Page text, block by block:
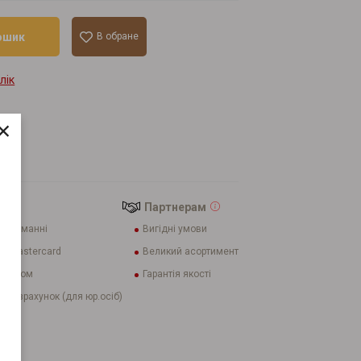
В обране
і Mastercard
розрахунок (для юр.осіб)
Партнерам
Вигідні умови
Великий асортимент
Гарантія якості